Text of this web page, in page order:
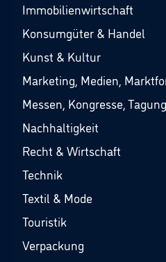
Immobilienwirtschaft
Konsumgüter & Handel
Kunst & Kultur
Marketing, Medien,
Messen, Kongresse,
Nachhaltigkeit
Recht & Wirtschaft
Technik
Textil & Mode
Touristik
Verpackung